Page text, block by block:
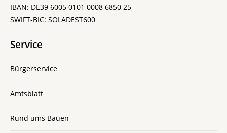
IBAN: DE39 6005 0101 0008 6850 25
SWIFT-BIC: SOLADEST600
Service
Bürgerservice
Amtsblatt
Rund ums Bauen